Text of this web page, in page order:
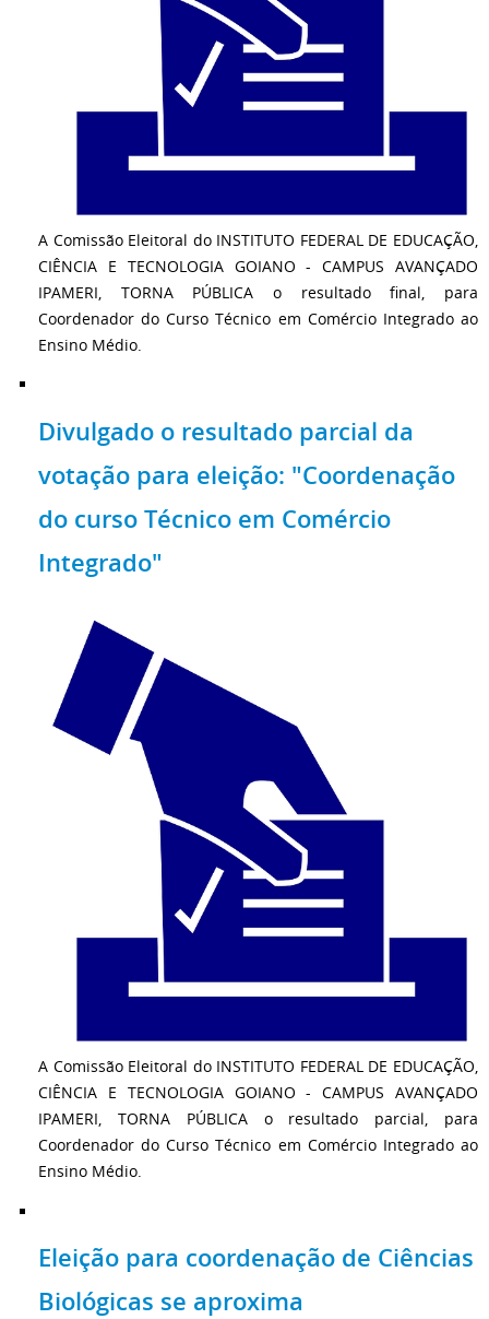
A Comissão Eleitoral do INSTITUTO FEDERAL DE EDUCAÇÃO,
CIÊNCIA E TECNOLOGIA GOIANO - CAMPUS AVANÇADO
IPAMERI, TORNA PÚBLICA o resultado final, para
Coordenador do Curso Técnico em Comércio Integrado ao
Ensino Médio.
Divulgado o resultado parcial da
votação para eleição: "Coordenação
do curso Técnico em Comércio
Integrado"
A Comissão Eleitoral do INSTITUTO FEDERAL DE EDUCAÇÃO,
CIÊNCIA E TECNOLOGIA GOIANO - CAMPUS AVANÇADO
IPAMERI, TORNA PÚBLICA o resultado parcial, para
Coordenador do Curso Técnico em Comércio Integrado ao
Ensino Médio.
Eleição para coordenação de Ciências
Biológicas se aproxima